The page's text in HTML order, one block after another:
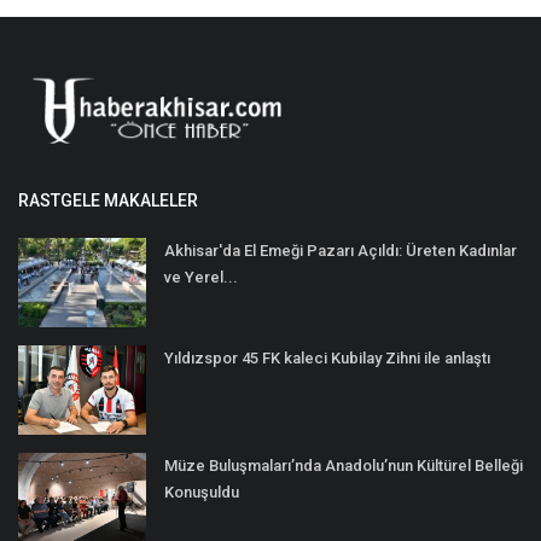
RASTGELE MAKALELER
Akhisar'da El Emeği Pazarı Açıldı: Üreten Kadınlar
ve Yerel...
Yıldızspor 45 FK kaleci Kubilay Zihni ile anlaştı
Müze Buluşmaları’nda Anadolu’nun Kültürel Belleği
Konuşuldu